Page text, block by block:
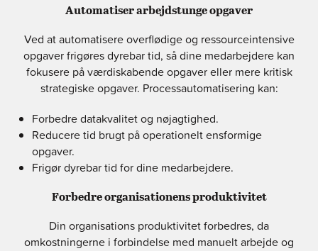
Automatiser arbejdstunge opgaver
Ved at automatisere overflødige og ressourceintensive
opgaver frigøres dyrebar tid, så dine medarbejdere kan
fokusere på værdiskabende opgaver eller mere kritisk
strategiske opgaver. Processautomatisering kan:
Forbedre datakvalitet og nøjagtighed.
Reducere tid brugt på operationelt ensformige
opgaver.
Frigør dyrebar tid for dine medarbejdere.
Forbedre organisationens produktivitet
Din organisations produktivitet forbedres, da
omkostningerne i forbindelse med manuelt arbejde og